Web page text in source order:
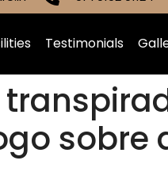
Testimonials
sobre